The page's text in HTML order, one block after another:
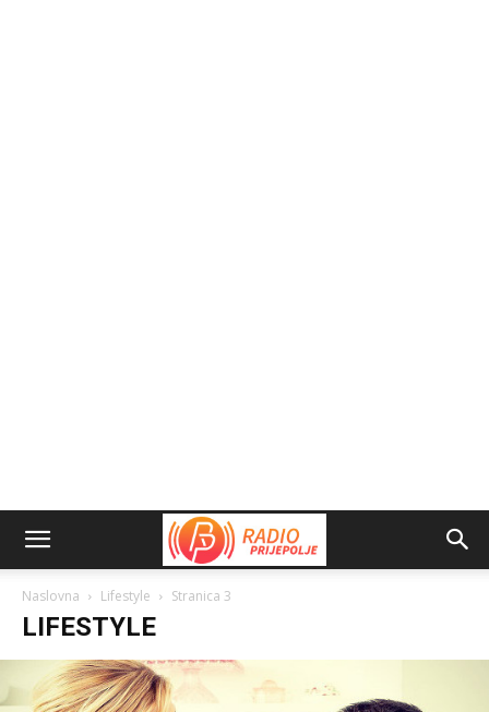
Naslovna Lifestyle Stranica 3
LIFESTYLE